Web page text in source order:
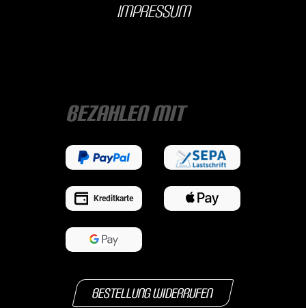
Impressum
Bezahlen mit
Kreditkarte
Bestellung widerrufen